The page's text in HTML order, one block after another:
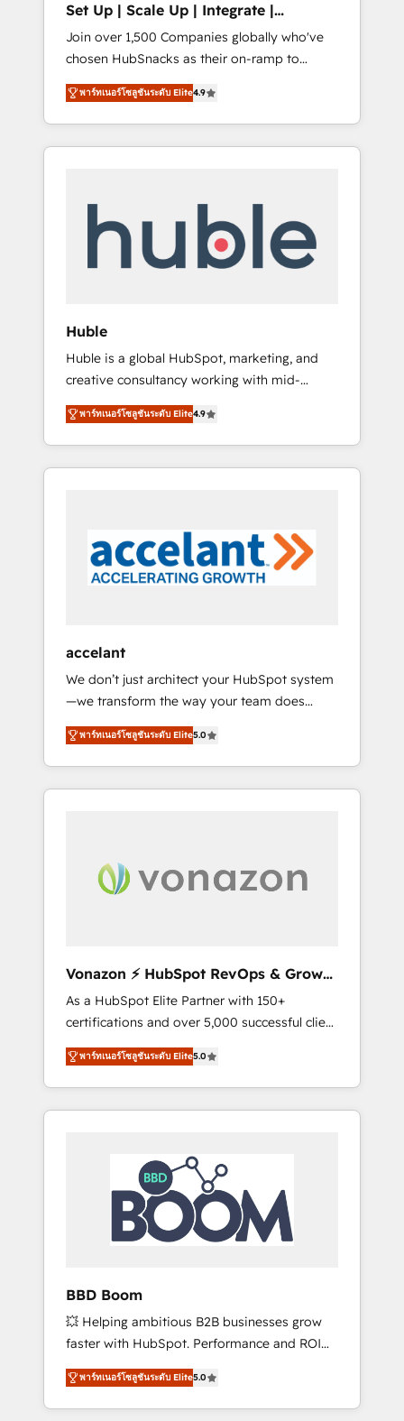
people, exciting ideas and can-do mentality,
we ensure revenue growth on a daily basis.
So tell us your challenge; our passionate and
growth driven team of 100+ experts is ready
for you! Driving digital growth |
www.brightdigital.com
Set Up | Scale Up | Integrate |
HubSnacks FlexPlan
Join over 1,500 Companies globally who've
chosen HubSnacks as their on-ramp to
HubSpot since 2014 Simple pay-as-you-go
plans that accelerate value... 1️⃣ Set Up |
Onboarding New or Check-fixing existing
HubSpot portals 2️⃣ Scale Up | 100% HubSpot
API Integration project... ⬅️ Click "Contact
Business" ⬅️ to access 150+ Kickstart
Paypal 💰 Sage or Netsuite 🤖 Google or
Microsoft ✍️ DocuSign or PandaDoc 🌐
Avalara or Quaderno HubSnacks holds the
rare Advanced "Custom Integrations"
Accreditation, securely sync data across... 🔄
any apps, in any direction. Stuck on your old
CRM..? Migrate | seamlessly off your old CRM
our in-house "HubScrub" Tool.
พาร์ทเนอร์โซลูชันระดับ Elite4.9
Huble
Huble is a global HubSpot, marketing, and
creative consultancy working with mid-
market and enterprise businesses. We go
beyond implementation, shaping the
strategy, processes, and teams that turn
HubSpot into a genuine growth engine.
5 partners worldwide, and with over 15 years
in the ecosystem, Huble has built a track
record that speaks for itself. One company,
Singapore, and South Africa. Certified
compliant with ISO/IEC 27001:2022 and ISO
9001:2015 across all seven international
offices and 175+ employees.
พาร์ทเนอร์โซลูชันระดับ Elite4.9
accelant
We don’t just architect your HubSpot system
—we transform the way your team does
business. As an Elite HubSpot Solutions
Partner, we specialize in creating tailored,
end-to-end CRM solutions that accelerate
growth, improve operational efficiency, and
time to deeply understand your unique
needs, crafting custom strategies that deliver
responsiveness, and ongoing support, we
equip your team to adopt new systems with
confidence and achieve a unified, data-
driven approach to customer engagement.
พาร์ทเนอร์โซลูชันระดับ Elite5.0
Vonazon ⚡ HubSpot RevOps & Growth
Strategy Experts
As a HubSpot Elite Partner with 150+
certifications and over 5,000 successful client
engagements, Vonazon turns marketing
complexity into measurable, scalable growth.
From onboarding to enterprise-grade
campaigns, our in-house team builds scalable
HubSpot Integration & Optimization •
Seamless CRM, CMS, and automation setup •
Complex platform migrations and data
cleanups • Custom APIs and third-party
integrations 📈 End-to-End Revenue
tools and CRM optimization • Retention
strategies with customer journey mapping 🏅
Elite-Level HubSpot Execution • 750+
onboardings and 2,000+ implementations •
Deep expertise across marketing, sales, and
service hubs • Built-in flexibility for startups
พาร์ทเนอร์โซลูชันระดับ Elite5.0
BBD Boom
💥 Helping ambitious B2B businesses grow
faster with HubSpot. Performance and ROI
focused. 💥 BBD Boom is the HubSpot
partner that can help you to HubSpot Better.
We work with your teams to solve all your
พาร์ทเนอร์โซลูชันระดับ Elite5.0